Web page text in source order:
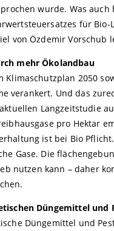
wurde. Was
für
von Özdemir Vorschub
mehr Ökolandbau
Klimaschutzplan 2050
verankert. Und das
Langzeitstudie
pro Hektar
ist bei Bio
Gase. Die
nutzen kann – daher
Düngemittel und
Düngemittel und